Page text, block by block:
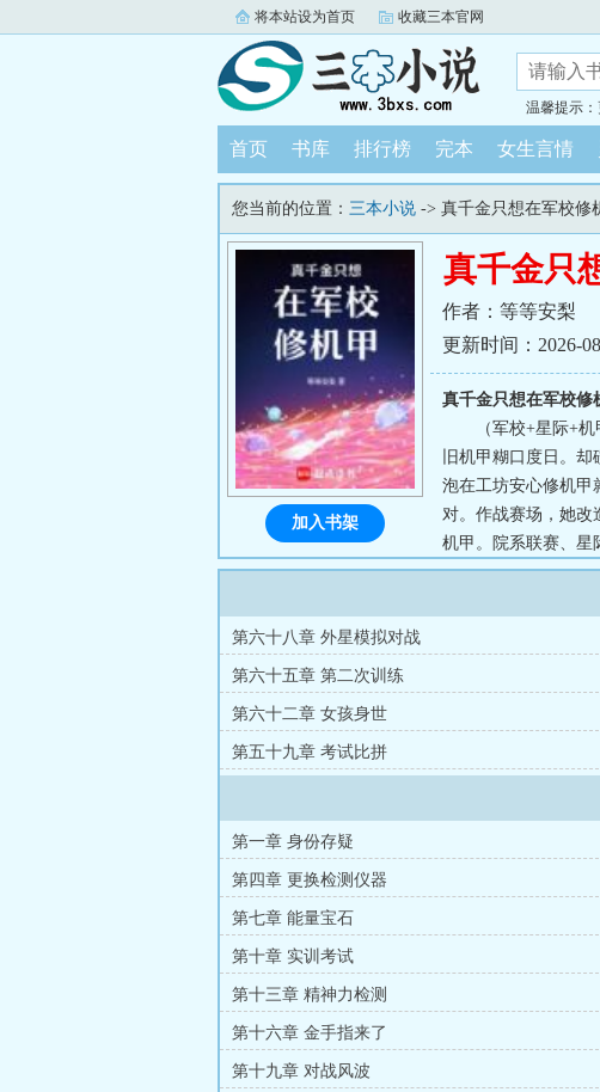
将本站设为首页 收藏三本官网
温馨提示
首页 书库 排行榜 完本 女生言情
您当前的位置： 三本小说 -> 真千金只想在军校修
真千金只
作者：等等安梨
更新时间：2026-
真千金只想在军校修
（军校+星际+
旧机甲糊口度日。
泡在工坊安心修机甲
对。作战赛场，她改
机甲。院系联赛、星
胜，假千金各种阴招
示好。满身机油的
机甲。”期末综合榜
千金，妥妥深藏不露
加入书架
第六十八章 外星模拟对战
第六十五章 第二次训练
第六十二章 女孩身世
第五十九章 考试比拼
第一章 身份存疑
第四章 更换检测仪器
第七章 能量宝石
第十章 实训考试
第十三章 精神力检测
第十六章 金手指来了
第十九章 对战风波